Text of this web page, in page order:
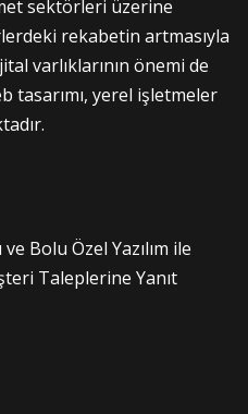
sektörleri üzerine
rekabetin artmasıyla
varlıklarının önemi de
tasarımı, yerel işletmeler
Bolu Özel Yazılım ile
Taleplerine Yanıt